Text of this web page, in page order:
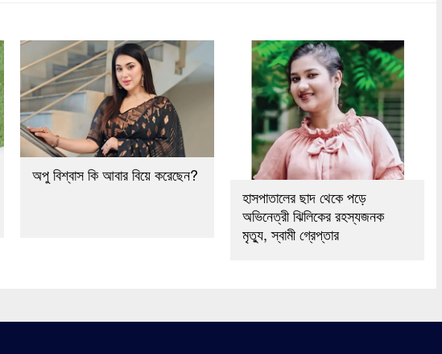
অপু বিশ্বাস কি আবার বিয়ে করেছেন?
হাসপাতালের ছাদ থেকে পড়ে
অভিনেত্রী ঝিলিকের রহস্যজনক
মৃত্যু, স্বামী গ্রেপ্তার